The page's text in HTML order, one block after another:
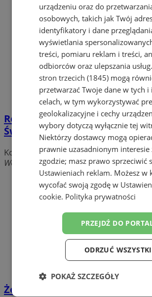
Rój - Kościół pw.
Świętego
Kościoły i Parafie
Wodzisławska, 44-240 Żory
Żorska Izba Gospodarcza
urządzeniu oraz do
osobowych, takich jak Twój
identyfikatory i dane
wyświetlania
treści, pomiaru reklam i treści,
odbiorców oraz ulepszania usług.
stron trzecich (1845) mogą
przetwarzać Twoje dane w tych i
celach, w tym wykorzystywać
geolokalizacyjne i cechy
wybory dotyczą wyłącznie tej
Niektórzy dostawcy mogą
prawnie uzasadnionym interesie
zgodzie; masz prawo sprzeciwić
Ustawieniach reklam. Możesz w
wycofać swoją zgodę w
cookie. Polityka prywatności
PRZEJDŹ DO
ODRZUĆ
POKAŻ SZCZEGÓŁY